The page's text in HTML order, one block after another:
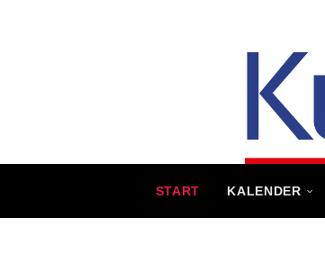
START KALENDER